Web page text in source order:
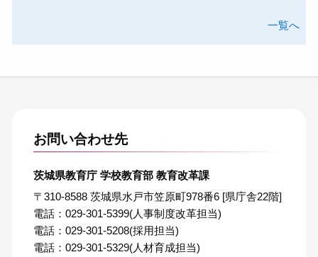
一覧へ
お問い合わせ先
茨城県教育庁 学校教育部 教育改革課
〒310-8588 茨城県水戸市笠原町978番6 [県庁舎22階]
電話：029-301-5399(人事制度改革担当)
電話：029-301-5208(採用担当)
電話：029-301-5329(人材育成担当)